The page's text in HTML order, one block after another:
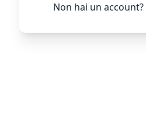
Non hai un account?